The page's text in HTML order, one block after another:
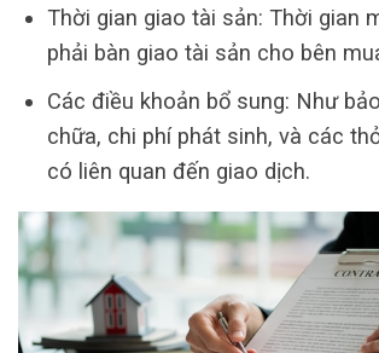
Thời gian giao tài sản: Thời gian
phải bàn giao tài sản cho bên
Các điều khoản bổ sung: Như
chữa, chi phí phát sinh, và các
có liên quan đến giao dịch.